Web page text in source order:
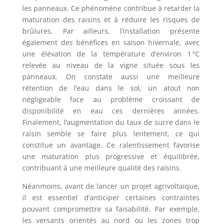
les panneaux. Ce phénomène contribue à retarder la
maturation des raisins et à réduire les risques de
brûlures. Par ailleurs, l’installation présente
également des bénéfices en saison hivernale, avec
une élévation de la température d’environ 1 °C
relevée au niveau de la vigne située sous les
panneaux. On constate aussi une meilleure
rétention de l’eau dans le sol, un atout non
négligeable face au problème croissant de
disponibilité en eau ces dernières années.
Finalement, l’augmentation du taux de sucre dans le
raisin semble se faire plus lentement, ce qui
constitue un avantage. Ce ralentissement favorise
une maturation plus progressive et équilibrée,
contribuant à une meilleure qualité des raisins.
Néanmoins, avant de lancer un projet agrivoltaïque,
il est essentiel d’anticiper certaines contraintes
pouvant compromettre sa faisabilité. Par exemple,
les versants orientés au nord ou les zones trop